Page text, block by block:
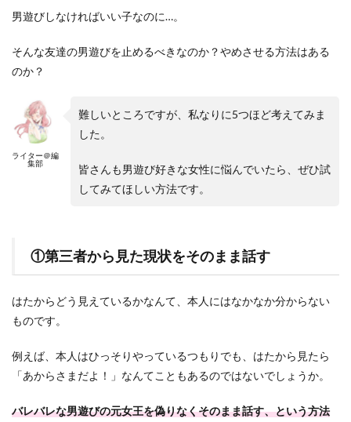
男遊びしなければいい子なのに…。
そんな友達の男遊びを止めるべきなのか？やめさせる方法はある
のか？
ライター＠編
集部
難しいところですが、私なりに5つほど考えてみま
した。
皆さんも男遊び好きな女性に悩んでいたら、ぜひ試
してみてほしい方法です。
①第三者から見た現状をそのまま話す
はたからどう見えているかなんて、本人にはなかなか分からない
ものです。
例えば、本人はひっそりやっているつもりでも、はたから見たら
「あからさまだよ！」なんてこともあるのではないでしょうか。
バレバレな男遊びの元女王を偽りなくそのまま話す、という方法